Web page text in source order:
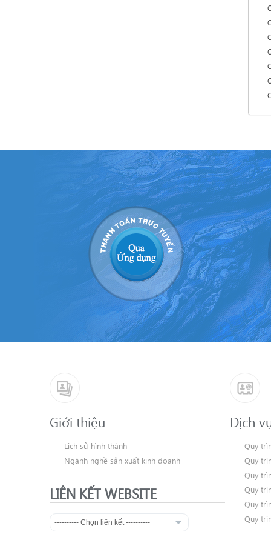
Giới thiệu
Lịch sử hình thành
Ngành nghề sản xuất kinh doanh
LIÊN KẾT WEBSITE
Dịch
Quy
Quy
Quy
Quy
Quy
Quy